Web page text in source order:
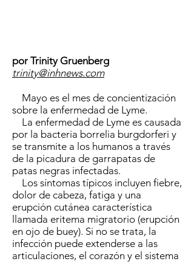
por Trinity Gruenberg
trinity@inhnews.com
Mayo es el mes de concientización
sobre la enfermedad de Lyme.
La enfermedad de Lyme es causada
por la bacteria borrelia burgdorferi y
se transmite a los humanos a través
de la picadura de garrapatas de
patas negras infectadas.
Los síntomas típicos incluyen fiebre,
dolor de cabeza, fatiga y una
erupción cutánea característica
llamada eritema migratorio (erupción
en ojo de buey). Si no se trata, la
infección puede extenderse a las
articulaciones, el corazón y el sistema